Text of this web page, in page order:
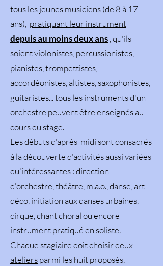
tous les jeunes musiciens (de 8 à 17
ans), pratiquant leur instrument
depuis au moins deux ans , qu'ils
soient violonistes, percussionistes,
pianistes, trompettistes,
accordéonistes, altistes, saxophonistes,
guitaristes... tous les instruments d'un
orchestre peuvent être enseignés au
cours du stage.
Les débuts d'après-midi sont consacrés
à la découverte d'activités aussi variées
qu'intéressantes : direction
d'orchestre, théâtre, m.a.o., danse, art
déco, initiation aux danses urbaines,
cirque, chant choral ou encore
instrument pratiqué en soliste.
Chaque stagiaire doitchoisirdeux
ateliersparmi les huit proposés.